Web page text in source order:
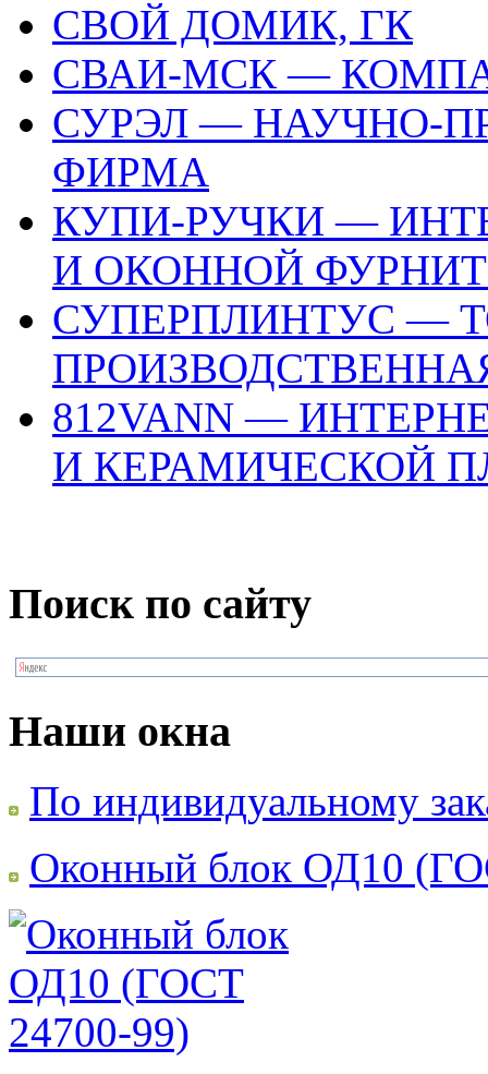
СВОЙ ДОМИК, ГК
СВАИ-МСК —
СУРЭЛ — НАУЧНО-
ФИРМА
КУПИ-РУЧКИ —
И ОКОННОЙ
СУПЕРПЛИНТУС —
812VANN —
И КЕРАМИЧЕСКОЙ
Поиск по сайту
Наши окна
По индивидуальному
Оконный блок ОД10